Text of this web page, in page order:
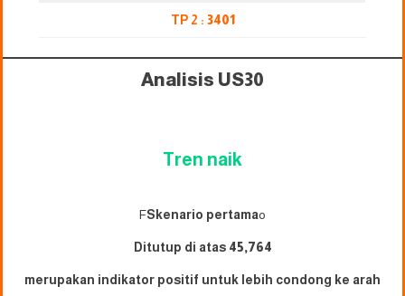
TP 2 : 3401
Analisis US30
Tren naik
FSkenario pertamao
Ditutup di atas 45,764
merupakan indikator positif untuk lebih condong ke arah